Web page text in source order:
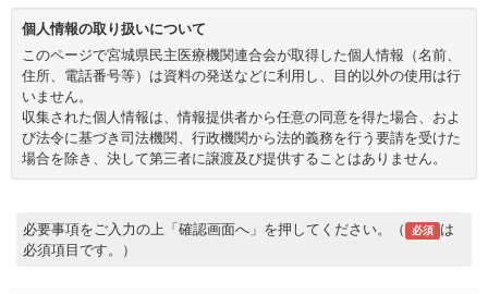
個人情報の取り扱いについて
このページで宮城県民主医療機関連合会が取得した個人情報（名前、
住所、電話番号等）は資料の発送などに利用し、目的以外の使用は行
いません。
収集された個人情報は、情報提供者から任意の同意を得た場合、およ
び法令に基づき司法機関、行政機関から法的義務を行う要請を受けた
場合を除き、決して第三者に譲渡及び提供することはありません。
必要事項をご入力の上「確認画面へ」を押してください。（ 必須 は
必須項目です。）